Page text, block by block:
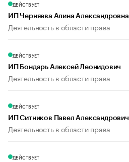
ДЕЙСТВУЕТ
ИП Черняева Алина Александровна
Деятельность в области права
ДЕЙСТВУЕТ
ИП Бондарь Алексей Леонидович
Деятельность в области права
ДЕЙСТВУЕТ
ИП Ситников Павел Александрович
Деятельность в области права
ДЕЙСТВУЕТ